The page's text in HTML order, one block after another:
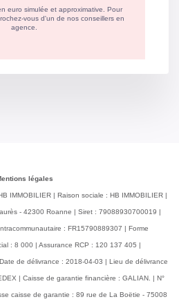
légales
IMMOBILIER | Raison sociale : HB IMMOBILIER |
- 42300 Roanne | Siret : 79088930700019 |
: FR15790889307 | Forme
: 8 000 | Assurance RCP : 120 137 405 |
de délivrance : 2018-04-03 | Lieu de délivrance
| Caisse de garantie financière : GALIAN. | N°
caisse de garantie : 89 rue de La Boëtie - 75008